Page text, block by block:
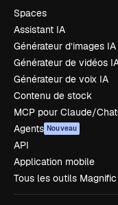
Spaces
Assistant IA
Générateur d’images IA
Générateur de vidéos
Générateur de voix IA
Contenu de stock
MCP pour Claude/
Agents Nouveau
API
Application mobile
Tous les outils Magnific